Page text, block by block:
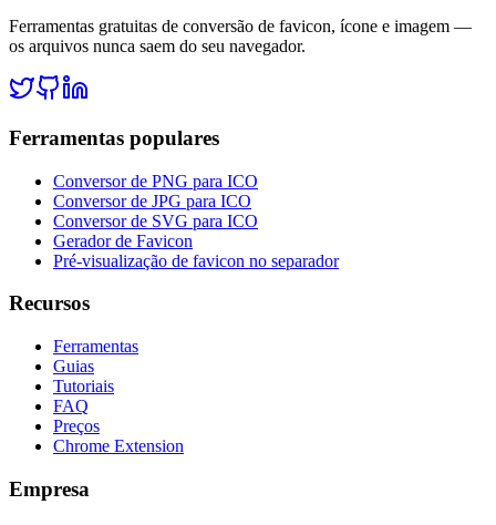
Ferramentas gratuitas de conversão de favicon, ícone e imagem —
os arquivos nunca saem do seu navegador.
Ferramentas populares
Conversor de PNG para ICO
Conversor de JPG para ICO
Conversor de SVG para ICO
Gerador de Favicon
Pré-visualização de favicon no separador
Recursos
Ferramentas
Guias
Tutoriais
FAQ
Preços
Chrome Extension
Empresa